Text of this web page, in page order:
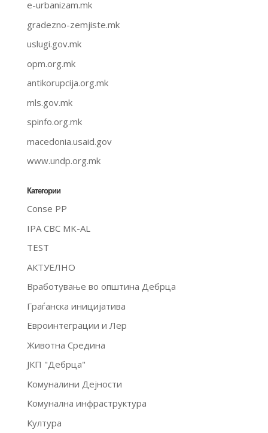
e-urbanizam.mk
gradezno-zemjiste.mk
uslugi.gov.mk
opm.org.mk
antikorupcija.org.mk
mls.gov.mk
spinfo.org.mk
macedonia.usaid.gov
www.undp.org.mk
Категории
Conse PP
IPA CBC MK-AL
TEST
АКТУЕЛНО
Вработување во општина Дебрца
Граѓанска иницијатива
Евроинтеграции и Лер
Животна Средина
ЈКП "Дебрца"
Комуналини Дејности
Комунална инфраструктура
Култура